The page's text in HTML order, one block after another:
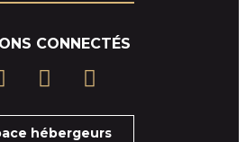
CONNECTÉS
hébergeurs